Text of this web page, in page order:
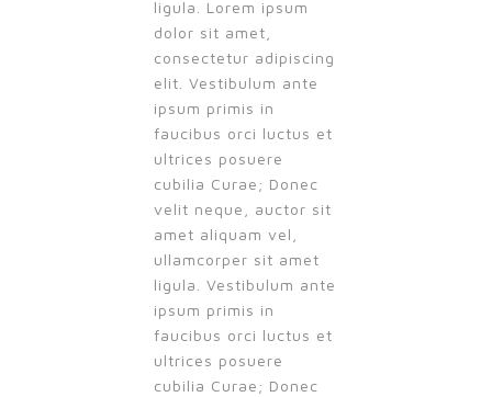
ligula. Lorem ipsum
dolor sit amet,
consectetur adipiscing
elit. Vestibulum ante
ipsum primis in
faucibus orci luctus et
ultrices posuere
cubilia Curae; Donec
velit neque, auctor sit
amet aliquam vel,
ullamcorper sit amet
ligula. Vestibulum ante
ipsum primis in
faucibus orci luctus et
ultrices posuere
cubilia Curae; Donec